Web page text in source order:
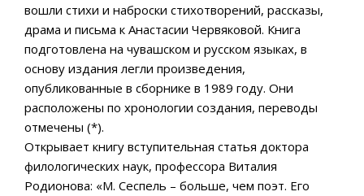
вошли стихи и наброски стихотворений, рассказы,
драма и письма к Анастасии Червяковой. Книга
подготовлена на чувашском и русском языках, в
основу издания легли произведения,
опубликованные в сборнике в 1989 году. Они
расположены по хронологии создания, переводы
отмечены (*).
Открывает книгу вступительная статья доктора
филологических наук, профессора Виталия
Родионова: «М. Сеспель – больше, чем поэт. Его